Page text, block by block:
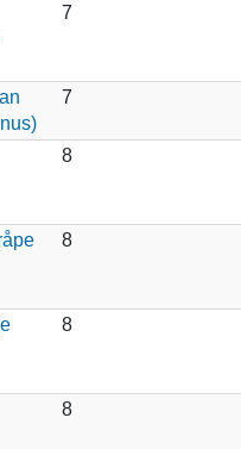
7
7
8
8
8
8